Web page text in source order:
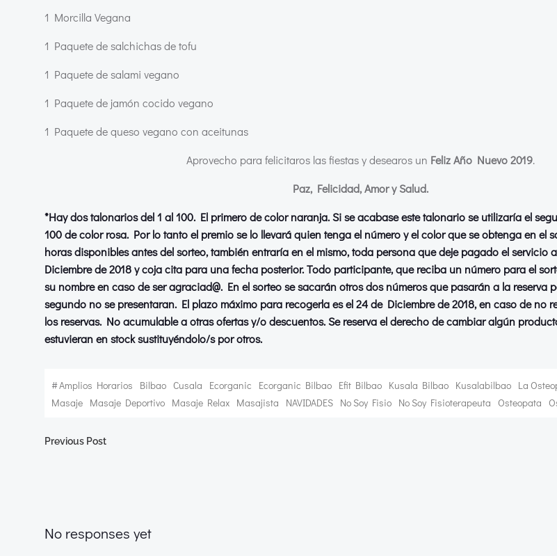
1 Morcilla Vegana
1 Paquete de salchichas de tofu
1 Paquete de salami vegano
1 Paquete de jamón cocido vegano
1 Paquete de queso vegano con aceitunas
Aprovecho para felicitaros las fiestas y desearos un Feliz Año Nuevo 2019.
Paz, Felicidad, Amor y Salud.
*Hay dos talonarios del 1 al 100. El primero de color naranja. Si se acabase este talonario se utilizaría el
100 de color rosa. Por lo tanto el premio se lo llevará quien tenga el número y el color que se obtenga en el
horas disponibles antes del sorteo, también entraría en el mismo, toda persona que deje pagado el servicio
Diciembre de 2018 y coja cita para una fecha posterior. Todo participante, que reciba un número para el
su nombre en caso de ser agraciad@. En el sorteo se sacarán otros dos números que pasarán a la reserva
segundo no se presentaran. El plazo máximo para recogerla es el 24 de Diciembre de 2018, en caso de no
los reservas. No acumulable a otras ofertas y/o descuentos. Se reserva el derecho de cambiar algún
estuvieran en stock sustituyéndolo/s por otros.
#Amplios Horarios Bilbao Cusala Ecorganic Ecorganic Bilbao Efit Bilbao Kusala Bilbao Kusalabilbao La
Masaje Masaje Deportivo Masaje Relax Masajista NAVIDADES No Soy Fisio No Soy Fisioterapeuta Osteopata
Navegación
las
Previous Post
No responses yet